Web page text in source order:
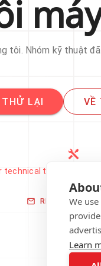
We
Learn
tôi. Nhóm kỹ thuật
THỬ LẠI VỀ
technical team has
notified.
REPORT THIS